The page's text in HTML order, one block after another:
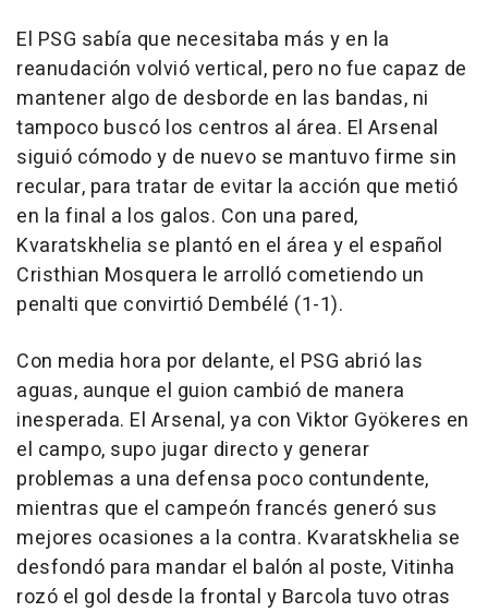
El PSG sabía que necesitaba más y en la
reanudación volvió vertical, pero no fue capaz de
mantener algo de desborde en las bandas, ni
tampoco buscó los centros al área. El Arsenal
siguió cómodo y de nuevo se mantuvo firme sin
recular, para tratar de evitar la acción que metió
en la final a los galos. Con una pared,
Kvaratskhelia se plantó en el área y el español
Cristhian Mosquera le arrolló cometiendo un
penalti que convirtió Dembélé (1-1).
Con media hora por delante, el PSG abrió las
aguas, aunque el guion cambió de manera
inesperada. El Arsenal, ya con Viktor Gyökeres en
el campo, supo jugar directo y generar
problemas a una defensa poco contundente,
mientras que el campeón francés generó sus
mejores ocasiones a la contra. Kvaratskhelia se
desfondó para mandar el balón al poste, Vitinha
rozó el gol desde la frontal y Barcola tuvo otras